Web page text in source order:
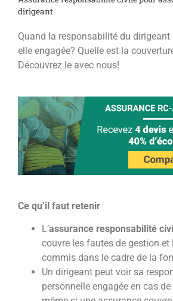
dirigeant
Quand la responsabilité du
elle engagée? Quelle est la
Découvrez le avec nous!
Ce qu’il faut retenir
L’assurance responsabilité
couvre les fautes de gestion
commis dans le cadre de la
Un dirigeant peut voir sa
personnelle engagée en cas